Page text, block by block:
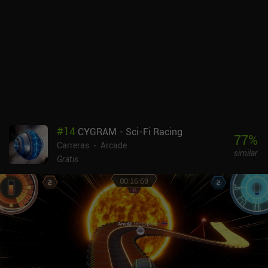
#14 CYGRAM - Sci-Fi Racing
Carreras
Arcade
Gratis
77%
similar